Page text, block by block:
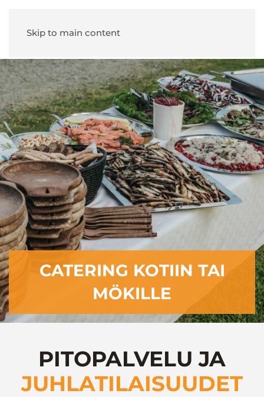
Skip to main content
CATERING KOTIIN TAI
MÖKILLE
PITOPALVELU JA
JUHLATILAISUUDET